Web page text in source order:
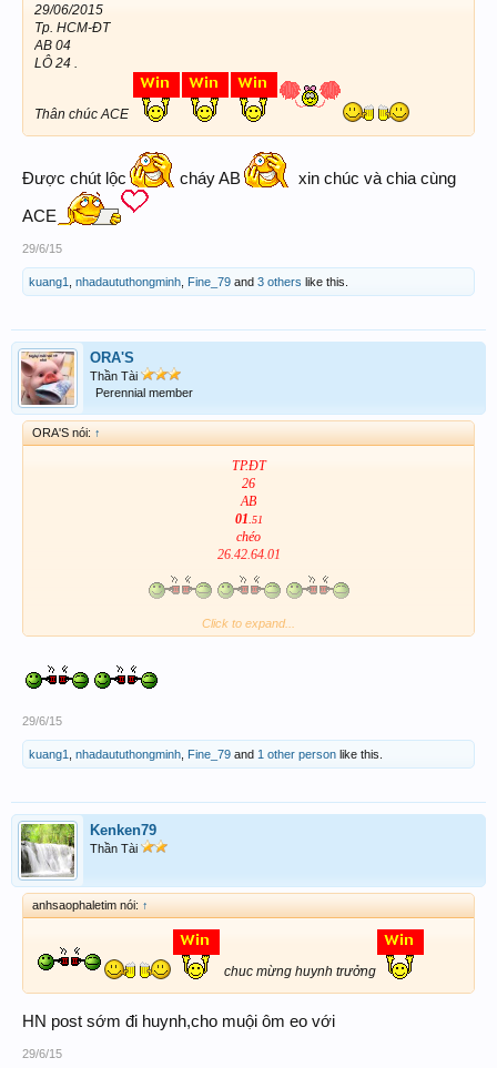
29/06/2015
Tp. HCM-ĐT
AB 04
LÔ 24 .
Thân chúc ACE
Được chút lộc cháy AB xin chúc và chia cùng
ACE
29/6/15
kuang1 nhadaututhongminh Fine_79 and 3 others like this.
ORA'S
Thần Tài
Perennial member
ORA'S nói: ↑
TP.ĐT
26
AB
01.51
chéo
26.42.64.01
Click to expand...
29/6/15
kuang1 nhadaututhongminh Fine_79 and 1 other person like this.
Kenken79
Thần Tài
anhsaophaletim nói: ↑
chuc mừng huynh trưởng
HN post sớm đi huynh,cho muội ôm eo với
29/6/15